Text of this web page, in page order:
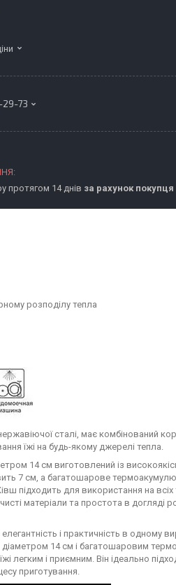
73
протягом 14 днів за рахунок покупця
розподілу тепла
сталі, має комбінований
їжі на будь-якому джерелі тепла.
14 см виготовлений із
7 см, а багатошарове
підходить для використання на
матеріали та простота в догляді
і практичність в одному
14 см і багатошаровим
легким і приємним. Він ідеально
приготування.